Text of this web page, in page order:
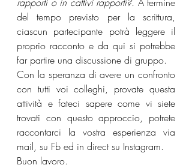
del tempo previsto per la scrittura,
ciascun partecipante potrà leggere il
proprio racconto e da qui si potrebbe
far partire una discussione di gruppo.
Con la speranza di avere un confronto
con tutti voi colleghi, provate questa
attività e fateci sapere come vi siete
trovati con questo approccio, potrete
raccontarci la vostra esperienza via
mail, su Fb ed in direct su Instagram.
Buon lavoro.